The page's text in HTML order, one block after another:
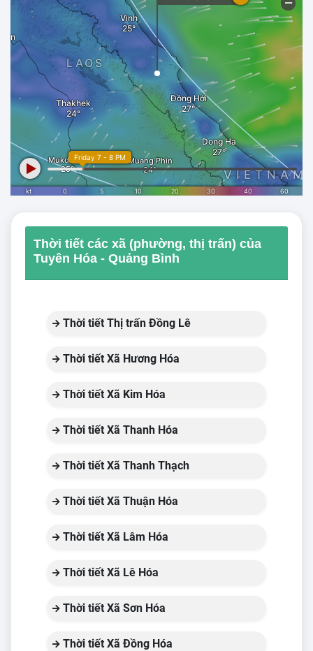
Thời tiết các xã (phường, thị trấn) của
Tuyên Hóa - Quảng Bình
Thời tiết Thị trấn Đồng Lê
Thời tiết Xã Hương Hóa
Thời tiết Xã Kim Hóa
Thời tiết Xã Thanh Hóa
Thời tiết Xã Thanh Thạch
Thời tiết Xã Thuận Hóa
Thời tiết Xã Lâm Hóa
Thời tiết Xã Lê Hóa
Thời tiết Xã Sơn Hóa
Thời tiết Xã Đồng Hóa